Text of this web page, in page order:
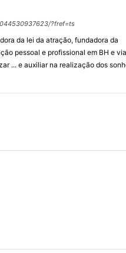
?fref=ts
da lei da atração, fundadora da
pessoal e profissional em BH e via
... e auxiliar na realização dos